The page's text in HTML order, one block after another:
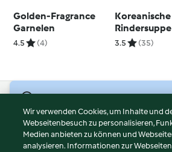
Golden-Fragrance
Garnelen
4.5 (4)
Koreanische
Rindersuppe
3.5 (35)
Nutzungsbedingungen
Datenschutzrichtlinien
Wir verwenden Cookies, um Inhalte und
Webseitenbesuch zu personalisieren,
Medien anbieten zu können und
analysieren. Informationen zur